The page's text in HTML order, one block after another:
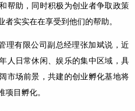
帮助，同时积极为创业者争取政策
者实实在在享受到他们的帮助。
理有限公司副总经理张加斌说，近
人日常休闲、娱乐的集中区域，具
市场前景，共建的创业孵化基地将
项目孵化。